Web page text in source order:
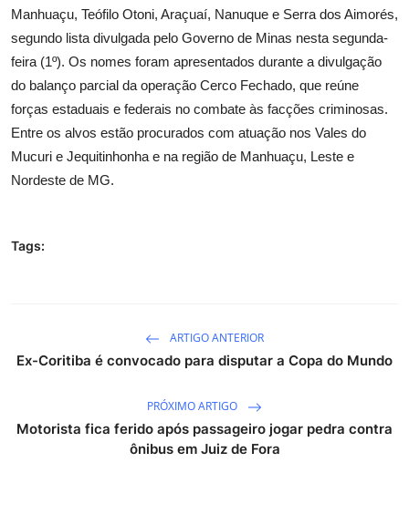
Manhuaçu, Teófilo Otoni, Araçuaí, Nanuque e Serra dos Aimorés,
segundo lista divulgada pelo Governo de Minas nesta segunda-
feira (1º). Os nomes foram apresentados durante a divulgação
do balanço parcial da operação Cerco Fechado, que reúne
forças estaduais e federais no combate às facções criminosas.
Entre os alvos estão procurados com atuação nos Vales do
Mucuri e Jequitinhonha e na região de Manhuaçu, Leste e
Nordeste de MG.
Tags:
ARTIGO ANTERIOR
Ex-Coritiba é convocado para disputar a Copa do Mundo
PRÓXIMO ARTIGO
Motorista fica ferido após passageiro jogar pedra contra
ônibus em Juiz de Fora